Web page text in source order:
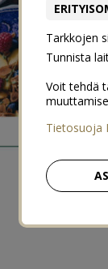
Tarkkojen
Tunnista
Voit tehdä
Tietosuoja